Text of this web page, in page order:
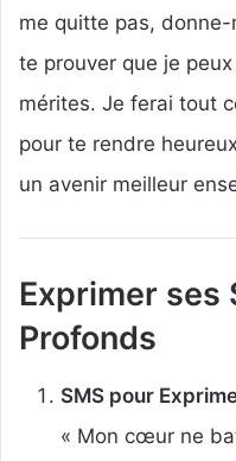
me quitte pas,
te prouver que je
mérites. Je ferai tout
pour te rendre
un avenir meilleur
Exprimer ses
Profonds
SMS pour
« Mon cœur ne